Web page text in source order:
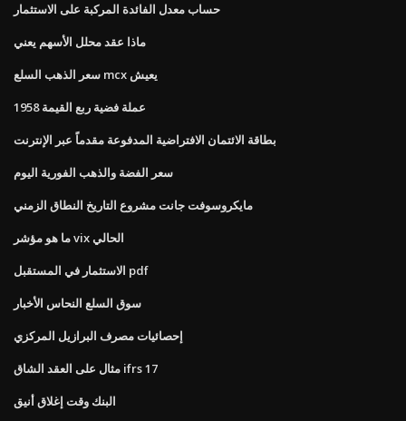
حساب معدل الفائدة المركبة على الاستثمار
ماذا عقد محلل الأسهم يعني
سعر الذهب السلع mcx يعيش
1958 عملة فضية ربع القيمة
بطاقة الائتمان الافتراضية المدفوعة مقدماً عبر الإنترنت
سعر الفضة والذهب الفورية اليوم
مايكروسوفت جانت مشروع التاريخ النطاق الزمني
ما هو مؤشر vix الحالي
الاستثمار في المستقبل pdf
سوق السلع النحاس الأخبار
إحصائيات مصرف البرازيل المركزي
مثال على العقد الشاق ifrs 17
البنك وقت إغلاق أنيق